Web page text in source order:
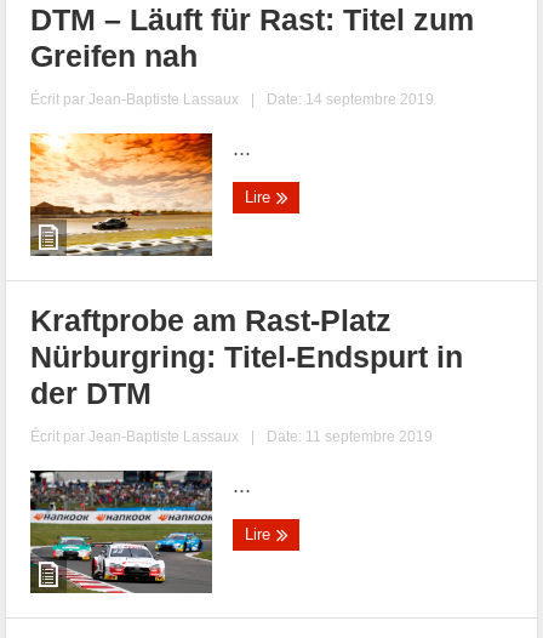
DTM – Läuft für Rast: Titel zum
Greifen nah
Écrit parJean-Baptiste Lassaux | Date: 14 septembre 2019
...
Lire
Kraftprobe am Rast-Platz
Nürburgring: Titel-Endspurt in
der DTM
Écrit parJean-Baptiste Lassaux | Date: 11 septembre 2019
...
Lire